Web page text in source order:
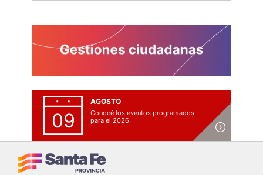
09
AGOSTO
Conocé los eventos programados
para el 2026